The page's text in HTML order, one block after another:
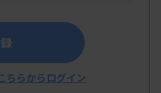
せんか？
法人財団 白十字会
ちらからログイン